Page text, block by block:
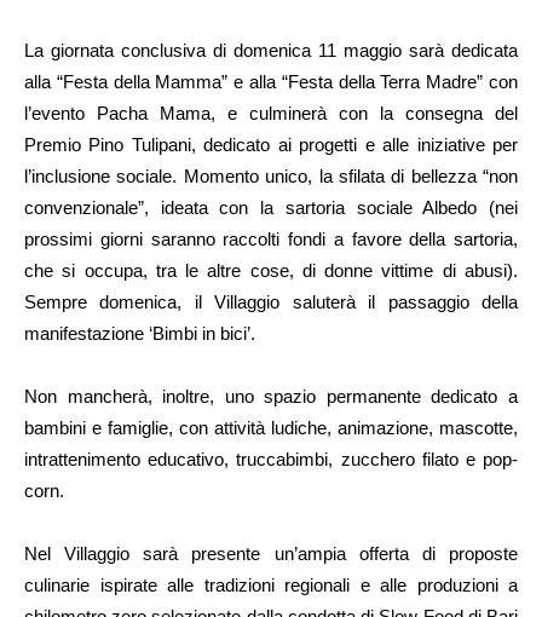
La giornata conclusiva di domenica 11 maggio sarà dedicata
alla “Festa della Mamma” e alla “Festa della Terra Madre” con
l’evento Pacha Mama, e culminerà con la consegna del
Premio Pino Tulipani, dedicato ai progetti e alle iniziative per
l’inclusione sociale. Momento unico, la sfilata di bellezza “non
convenzionale”, ideata con la sartoria sociale Albedo (nei
prossimi giorni saranno raccolti fondi a favore della sartoria,
che si occupa, tra le altre cose, di donne vittime di abusi).
Sempre domenica, il Villaggio saluterà il passaggio della
manifestazione ‘Bimbi in bici’.
Non mancherà, inoltre, uno spazio permanente dedicato a
bambini e famiglie, con attività ludiche, animazione, mascotte,
intrattenimento educativo, truccabimbi, zucchero filato e pop-
corn.
Nel Villaggio sarà presente un’ampia offerta di proposte
culinarie ispirate alle tradizioni regionali e alle produzioni a